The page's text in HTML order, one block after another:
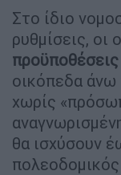
Στο ίδιο
ρυθμίσεις, οι
προϋποθέσεις
οικόπεδα
χωρίς
θα ισχύσουν